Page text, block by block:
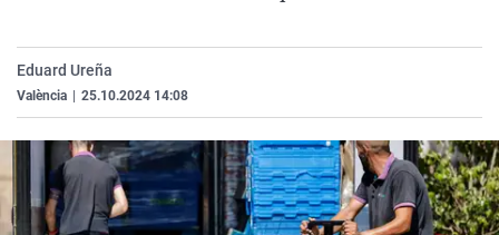
Operación Viuda
Navarra
País Vasco
Eduard Ureña
València 25.10.2024 14:08